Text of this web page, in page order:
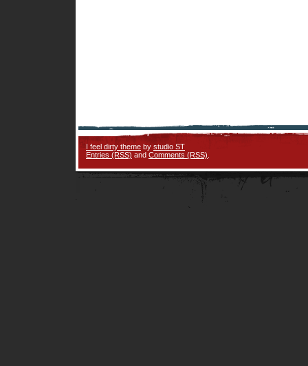
I feel dirty theme by studio ST
Entries (RSS) and Comments (RSS)